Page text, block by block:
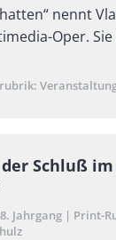
nennt
Oper.
Schluß
Jahrgang Print-